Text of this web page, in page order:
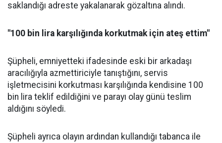
saklandığı adreste yakalanarak gözaltına alındı.
"100 bin lira karşılığında korkutmak için ateş ettim"
Şüpheli, emniyetteki ifadesinde eski bir arkadaşı
aracılığıyla azmettiriciyle tanıştığını, servis
işletmecisini korkutması karşılığında kendisine 100
bin lira teklif edildiğini ve parayı olay günü teslim
aldığını söyledi.
Şüpheli ayrıca olayın ardından kullandığı tabanca ile